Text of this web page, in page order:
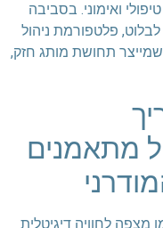
ואימוני. בסביבה
פלטפורמת ניהול
תחושת מותג חזק,
מתאמנים
מצפה לחוויה דיגיטלית